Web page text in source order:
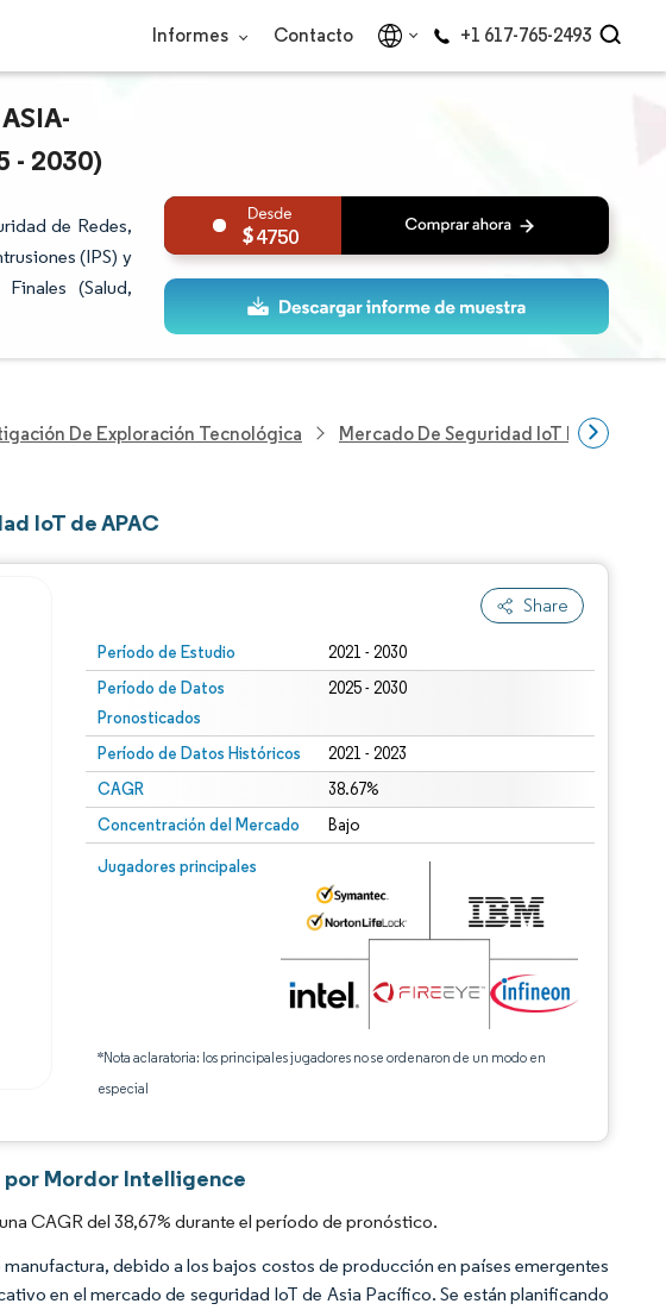
Informes Contacto +1 617-765-2493
- 2030)
de Redes,
(IPS) y
(Salud,
4750
De Exploración Tecnológica Mercado De Seguridad IoT De APAC
IoT de APAC
Share
Período de Estudio 2021 - 2030
Período de Datos
Pronosticados
2025 - 2030
Período de Datos Históricos 2021 - 2023
CAGR 38.67%
Concentración del Mercado Bajo
Jugadores principales
*Nota aclaratoria: los principales jugadores no se ordenaron de un modo en
especial
por Mordor Intelligence
CAGR del 38,67% durante el período de pronóstico.
debido a los bajos costos de producción en países emergentes
en el mercado de seguridad IoT de Asia Pacífico. Se están planificando